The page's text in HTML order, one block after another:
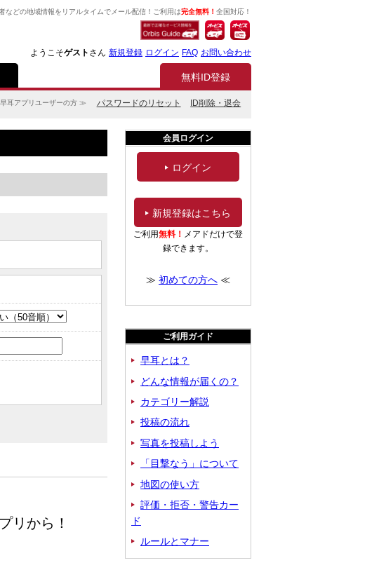
などの地域情報をリアルタイムでメール配信！ご利用は完全無料！ 全国対応！
ようこそゲスト さん 新規登録 ログイン FAQ お問い合わせ
無料ID登録
早耳アプリユーザーの方 ≫ パスワードのリセット ID削除・退会
リから！
会員ログイン
ログイン
新規登録はこちら
ご利用無料！ メアドだけで登
録できます。
≫ 初めての方へ ≪
ご利用ガイド
早耳とは？
どんな情報が届くの？
カテゴリー解説
投稿の流れ
写真を投稿しよう
「目撃なう」について
地図の使い方
評価・拒否・警告カー
ド
ルールとマナー